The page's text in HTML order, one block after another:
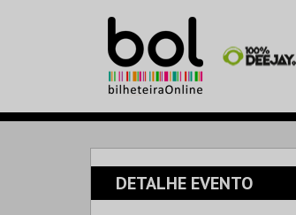
DETALHE EVENTO